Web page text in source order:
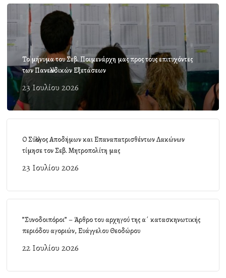
Το μήνυμα του Σεβ. Ποιμενάρχη μας προς τους επιτυχόντες
των Πανελλαδικών Εξετάσεων
23 Ιουλίου 2026
Ο Σύλλογος Αποδήμων και Επαναπατρισθέντων Λακώνων
τίμησε τον Σεβ. Μητροπολίτη μας
23 Ιουλίου 2026
”Συνοδοιπόροι” – Άρθρο του αρχηγού της α΄ κατασκηνωτικής
περιόδου αγοριών, Ευάγγελου Θεοδώρου
22 Ιουλίου 2026